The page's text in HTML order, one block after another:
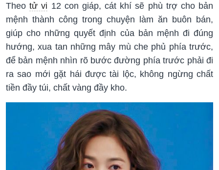
Theotử vi 12 con giáp, cát khí sẽ phù trợ cho bản
mệnh thành công trong chuyện làm ăn buôn bán,
giúp cho những quyết định của bản mệnh đi đúng
hướng, xua tan những mây mù che phủ phía trước,
để bản mệnh nhìn rõ bước đường phía trước phải đi
ra sao mới gặt hái được tài lộc, không ngừng chất
tiền đầy túi, chất vàng đầy kho.